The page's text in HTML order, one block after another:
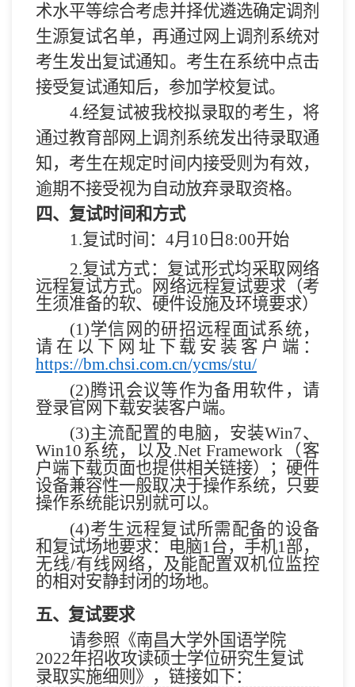
术水平等综合考虑并择优遴选确定调剂
生源复试名单，再通过网上调剂系统对
考生发出复试通知。考生在系统中点击
接受复试通知后，参加学校复试。
4.经复试被我校拟录取的考生，将
通过教育部网上调剂系统发出待录取通
知，考生在规定时间内接受则为有效，
逾期不接受视为自动放弃录取资格。
四、复试时间和方式
1.复试时间： 4月 10 日 8:00开始
2.复试方式：复试形式均采取网络
远程复试方式。网络远程复试要求（考
生须准备的软、硬件设施及环境要求）
(1)学信网的研招远程面试系统，
请在以下网址下载安装客户端：
https://bm.chsi.com.cn/ycms/stu/
(2)腾讯会议等作为备用软件，请
登录官网下载安装客户端。
(3)主流配置的电脑，安装Win7、
Win10系统，以及.Net Framework （客
户端下载页面也提供相关链接）；硬件
设备兼容性一般取决于操作系统，只要
操作系统能识别就可以。
(4)考生远程复试所需配备的设备
和复试场地要求：电脑1 台，手机1 部，
无线/有线网络，及能配置双机位监控
的相对安静封闭的场地。
五、复试要求
请参照《南昌大学外国语学院
2022年招收攻读硕士学位研究生复试
录取实施细则 》，链接如下：